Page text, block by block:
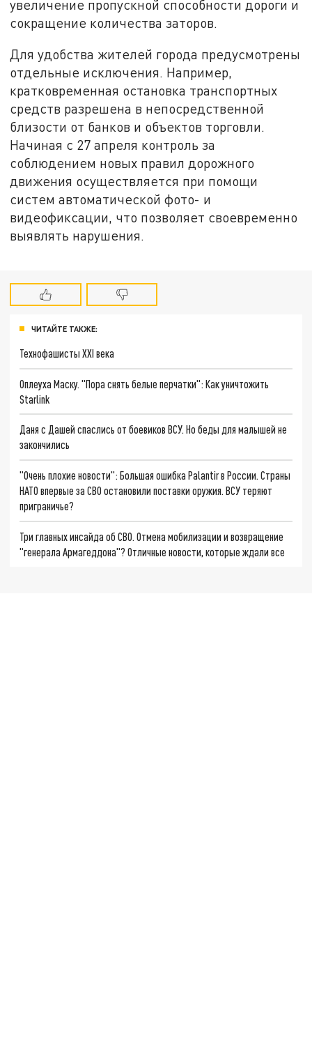
увеличение пропускной способности дороги и
сокращение количества заторов.
Для удобства жителей города предусмотрены
отдельные исключения. Например,
кратковременная остановка транспортных
средств разрешена в непосредственной
близости от банков и объектов торговли.
Начиная с 27 апреля контроль за
соблюдением новых правил дорожного
движения осуществляется при помощи
систем автоматической фото- и
видеофиксации, что позволяет своевременно
выявлять нарушения.
ЧИТАЙТЕ ТАКЖЕ:
Технофашисты XXI века
Оплеуха Маску. "Пора снять белые перчатки": Как уничтожить
Starlink
Даня с Дашей спаслись от боевиков ВСУ. Но беды для малышей не
закончились
"Очень плохие новости": Большая ошибка Palantir в России. Страны
НАТО впервые за СВО остановили поставки оружия. ВСУ теряют
приграничье?
Три главных инсайда об СВО. Отмена мобилизации и возвращение
"генерала Армагеддона"? Отличные новости, которые ждали все